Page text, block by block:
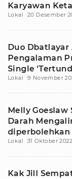
Karyawan
Lokal 20 Desember
Duo Dbatlayar
Pengalaman
Single
Lokal 9 November
Melly Goeslaw
Darah
diperbolehkan
Lokal 31 Oktober 2022
Kak Jill